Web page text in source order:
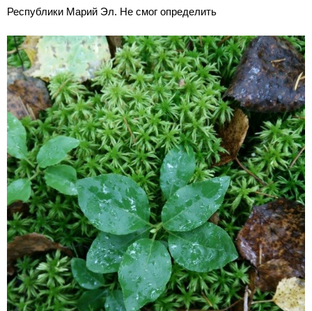
Республики Марий Эл. Не смог определить